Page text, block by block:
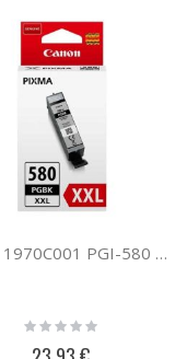
Canon 1970C001 PGI-580 XXL PGBK
Rating: